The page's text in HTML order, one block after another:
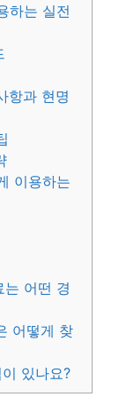
하는 실전
항과 현명
이용하는
는 어떤 경
어떻게 찾
있나요?